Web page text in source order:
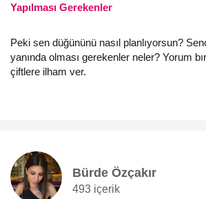
Yapılması Gerekenler
Peki sen düğününü nasıl planlıyorsun?
yanında olması gerekenler neler? Yorum
çiftlere ilham ver.
Bürde Özçakır
493 içerik